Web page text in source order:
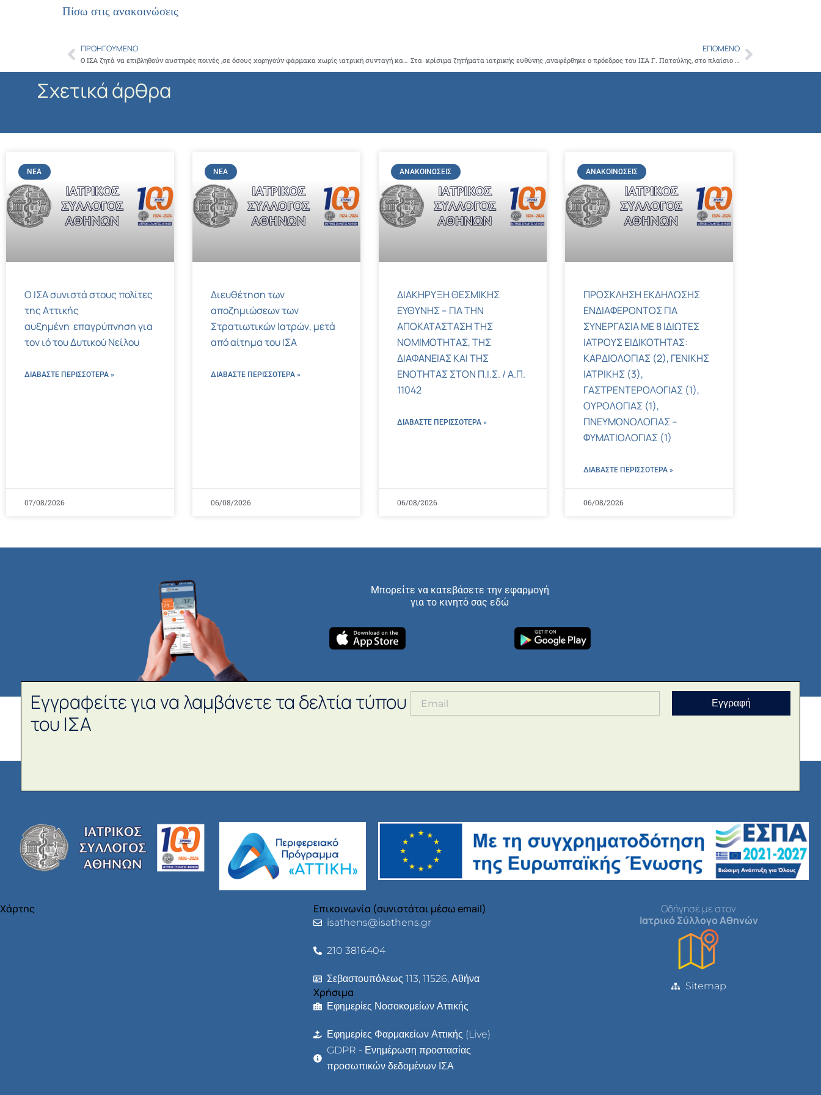
Πίσω στις ανακοινώσεις
Prev
ΠΡΟΗΓΟΎΜΕΝΟ
Ο ΙΣΑ ζητά να επιβληθούν αυστηρές ποινές ,σε όσους χορηγούν φάρμακα χωρίς ιατρική συνταγή καθώς θέτουν σε σοβαρό κίνδυνο τον ασθενή και τη Δημόσια Υγεία
ΕΠΌΜΕΝΟ
Στα κρίσιμα ζητήματα ιατρικής ευθύνης ,αναφέρθηκε ο πρόεδρος του ΙΣΑ Γ. Πατούλης, στο πλαίσιο της ομιλίας του, στην παρουσίαση του βιβλίου «Ιατρική Ευθύνη (Αστική – Ποινική – Πειθαρχική)- Ποινικά Αδικήματα Ιατρών»Next
Σχετικά άρθρα
ΝΈΑ
Ο ΙΣΑ συνιστά στους πολίτες
της Αττικής
αυξημένη επαγρύπνηση για
τον ιό του Δυτικού Νείλου
ΔΙΑΒΑΣΤΕ ΠΕΡΙΣΣΌΤΕΡΑ »
07/08/2026
ΝΈΑ
Διευθέτηση των
αποζημιώσεων των
Στρατιωτικών Ιατρών, μετά
από αίτημα του ΙΣΑ
ΔΙΑΒΑΣΤΕ ΠΕΡΙΣΣΌΤΕΡΑ »
06/08/2026
ΑΝΑΚΟΙΝΏΣΕΙΣ
ΔΙΑΚΗΡΥΞΗ ΘΕΣΜΙΚΗΣ
ΕΥΘΥΝΗΣ – ΓΙΑ ΤΗΝ
ΑΠΟΚΑΤΑΣΤΑΣΗ ΤΗΣ
ΝΟΜΙΜΟΤΗΤΑΣ, ΤΗΣ
ΔΙΑΦΑΝΕΙΑΣ ΚΑΙ ΤΗΣ
ΕΝΟΤΗΤΑΣ ΣΤΟΝ Π.Ι.Σ. / Α.Π.
11042
ΔΙΑΒΑΣΤΕ ΠΕΡΙΣΣΌΤΕΡΑ »
06/08/2026
ΑΝΑΚΟΙΝΏΣΕΙΣ
ΠΡΟΣΚΛΗΣΗ ΕΚΔΗΛΩΣΗΣ
ΕΝΔΙΑΦΕΡΟΝΤΟΣ ΓΙΑ
ΣΥΝΕΡΓΑΣΙΑ ΜΕ 8 ΙΔΙΩΤΕΣ
ΙΑΤΡΟΥΣ ΕΙΔΙΚΟΤΗΤΑΣ:
ΚΑΡΔΙΟΛΟΓΙΑΣ (2), ΓΕΝΙΚΗΣ
ΙΑΤΡΙΚΗΣ (3),
ΓΑΣΤΡΕΝΤΕΡΟΛΟΓΙΑΣ (1),
ΟΥΡΟΛΟΓΙΑΣ (1),
ΠΝΕΥΜΟΝΟΛΟΓΙΑΣ –
ΦΥΜΑΤΙΟΛΟΓΙΑΣ (1)
ΔΙΑΒΑΣΤΕ ΠΕΡΙΣΣΌΤΕΡΑ »
06/08/2026
Μπορείτε να κατεβάσετε την εφαρμογή
για το κινητό σας εδώ
Εγγραφείτε για να λαμβάνετε τα δελτία τύπου
του ΙΣΑ
Εγγραφή
Χάρτης Επικοινωνία (συνιστάται μέσω email)
isathens@isathens.gr
210 3816404
Σεβαστουπόλεως 113, 11526, Αθήνα
Χρήσιμα
Εφημερίες Νοσοκομείων Αττικής
Εφημερίες Φαρμακείων Αττικής (Live)
GDPR - Ενημέρωση προστασίας
προσωπικών δεδομένων ΙΣΑ
Οδήγησέ με στον
Ιατρικό Σύλλογο Αθηνών
Sitemap